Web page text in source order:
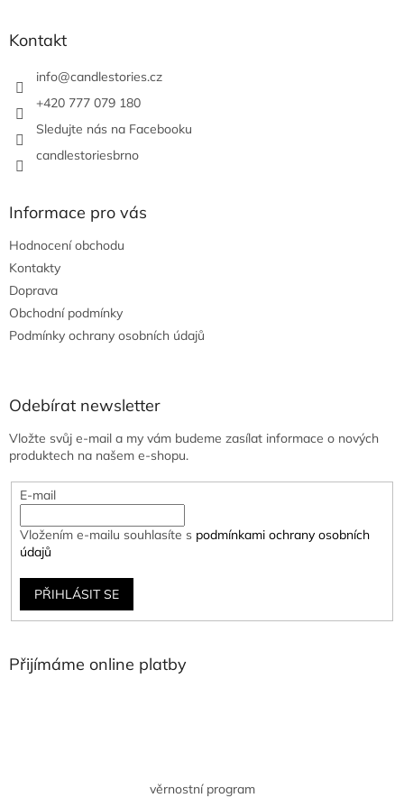
Kontakt
info@candlestories.cz
+420 777 079 180
Sledujte nás na Facebooku
candlestoriesbrno
Informace pro vás
Hodnocení obchodu
Kontakty
Doprava
Obchodní podmínky
Podmínky ochrany osobních údajů
Odebírat newsletter
Vložte svůj e-mail a my vám budeme zasílat informace o nových
produktech na našem e-shopu.
E-mail
Vložením e-mailu souhlasíte s podmínkami ochrany osobních
údajů
PŘIHLÁSIT SE
Přijímáme online platby
věrnostní program